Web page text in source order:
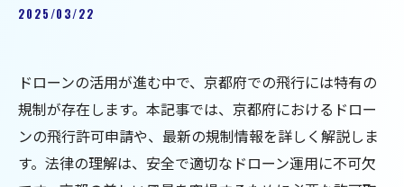
2025/03/22
ドローンの活用が進む中で、京都府での飛行には特有の
規制が存在します。本記事では、京都府におけるドロー
ンの飛行許可申請や、最新の規制情報を詳しく解説しま
す。法律の理解は、安全で適切なドローン運用に不可欠